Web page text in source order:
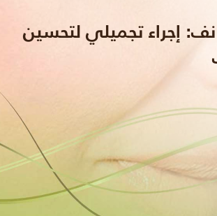
إجراء تجميلي لتحسين